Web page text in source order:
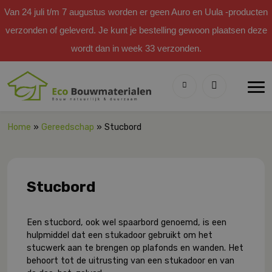
Van 24 juli t/m 7 augustus worden er geen Auro en Uula -producten
verzonden of geleverd. Je kunt je bestelling gewoon plaatsen deze
wordt dan in week 33 verzonden.
Home » Gereedschap » Stucbord
Stucbord
Een stucbord, ook wel spaarbord genoemd, is een
hulpmiddel dat een stukadoor gebruikt om het
stucwerk aan te brengen op plafonds en wanden. Het
behoort tot de uitrusting van een stukadoor en van